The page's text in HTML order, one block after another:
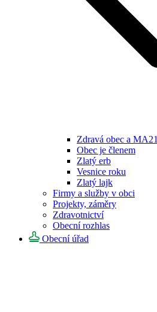
Zdravá obec a MA21
Obec je členem
Zlatý erb
Vesnice roku
Zlatý lajk
Firmy a služby v obci
Projekty, záměry
Zdravotnictví
Obecní rozhlas
Obecní úřad